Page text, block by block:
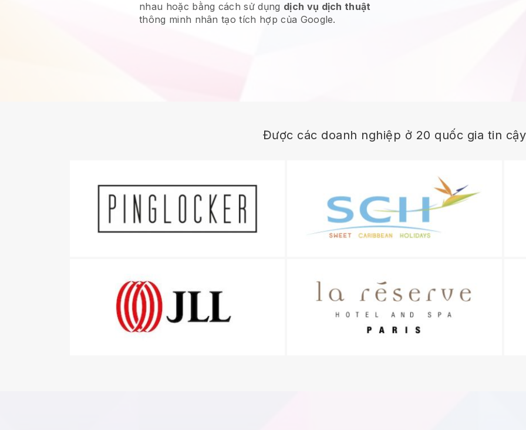
nhau hoặc bằng cách sử dụng dịch vụ dịch thuật
thông minh nhân tạo tích hợp của Google.
Được các doanh nghiệp ở 20 quốc gia tin cậy